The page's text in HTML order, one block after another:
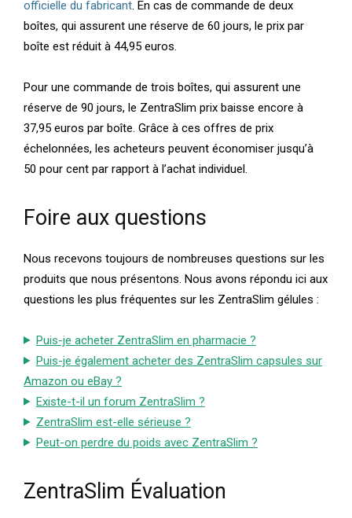
officielle du fabricant. En cas de commande de deux
boîtes, qui assurent une réserve de 60 jours, le prix par
boîte est réduit à 44,95 euros.
Pour une commande de trois boîtes, qui assurent une
réserve de 90 jours, le ZentraSlim prix baisse encore à
37,95 euros par boîte. Grâce à ces offres de prix
échelonnées, les acheteurs peuvent économiser jusqu’à
50 pour cent par rapport à l’achat individuel.
Foire aux questions
Nous recevons toujours de nombreuses questions sur les
produits que nous présentons. Nous avons répondu ici aux
questions les plus fréquentes sur les ZentraSlim gélules :
Puis-je acheter ZentraSlim en pharmacie ?
Puis-je également acheter des ZentraSlim capsules sur
Amazon ou eBay ?
Existe-t-il un forum ZentraSlim ?
ZentraSlim est-elle sérieuse ?
Peut-on perdre du poids avec ZentraSlim ?
ZentraSlim Évaluation